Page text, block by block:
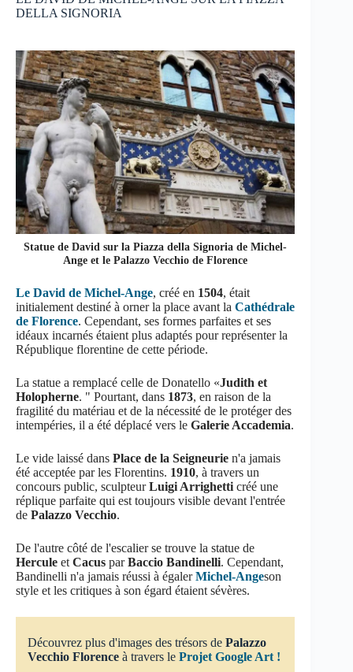
DELLA SIGNORIA
Statue de David sur la Piazza della Signoria de Michel-
Ange et le Palazzo Vecchio de Florence
Le David de Michel-Ange, créé en 1504, était
initialement destiné à orner la place avant la Cathédrale
de Florence. Cependant, ses formes parfaites et ses
idéaux incarnés étaient plus adaptés pour représenter la
République florentine de cette période.
La statue a remplacé celle de Donatello «Judith et
Holopherne. " Pourtant, dans 1873, en raison de la
fragilité du matériau et de la nécessité de le protéger des
intempéries, il a été déplacé vers le Galerie Accademia.
Le vide laissé dans Place de la Seigneurie n'a jamais
été acceptée par les Florentins. 1910, à travers un
concours public, sculpteurLuigi Arrighetti créé une
réplique parfaite qui est toujours visible devant l'entrée
de Palazzo Vecchio.
De l'autre côté de l'escalier se trouve la statue de
Hercule et Cacus parBaccio Bandinelli. Cependant,
Bandinelli n'a jamais réussi à égalerMichel-Angeson
style et les critiques à son égard étaient sévères.
Découvrez plus d'images des trésors de Palazzo
Vecchio Florence à travers le Projet Google Art !